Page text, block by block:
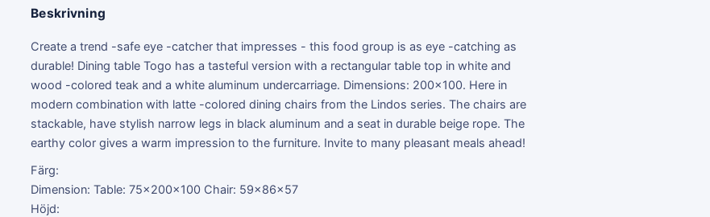
Beskrivning
Create a trend -safe eye -catcher that impresses - this food group is as eye -catching as
durable! Dining table Togo has a tasteful version with a rectangular table top in white and
wood -colored teak and a white aluminum undercarriage. Dimensions: 200x100. Here in
modern combination with latte -colored dining chairs from the Lindos series. The chairs are
stackable, have stylish narrow legs in black aluminum and a seat in durable beige rope. The
earthy color gives a warm impression to the furniture. Invite to many pleasant meals ahead!
Färg:
Dimension: Table: 75x200x100 Chair: 59x86x57
Höjd: